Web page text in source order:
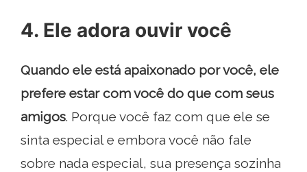
4. Ele adora ouvir você
Quando ele está apaixonado por você, ele
prefere estar com você do que com seus
amigos. Porque você faz com que ele se
sinta especial e embora você não fale
sobre nada especial, sua presença sozinha